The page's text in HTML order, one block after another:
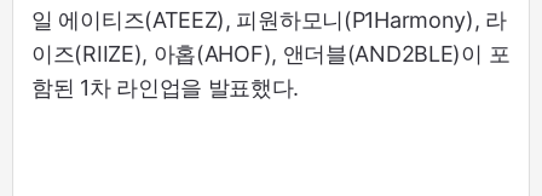
일 에이티즈(ATEEZ), 피원하모니(P1Harmony), 라
이즈(RIIZE), 아홉(AHOF), 앤더블(AND2BLE)이 포
함된 1차 라인업을 발표했다.